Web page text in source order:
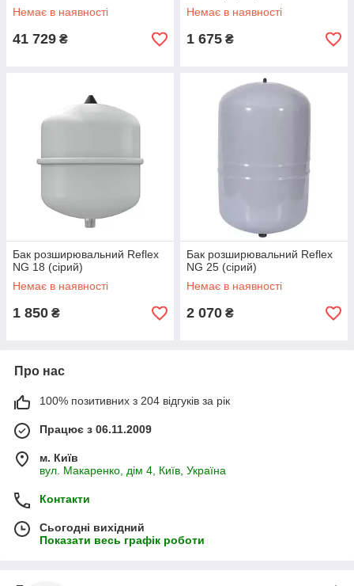
Немає в наявності
41 729 ₴
Немає в наявності
1 675 ₴
Бак розширювальний Reflex
NG 18 (сірий)
Немає в наявності
1 850 ₴
Бак розширювальний Reflex
NG 25 (сірий)
Немає в наявності
2 070 ₴
Про нас
100% позитивних з 204 відгуків за рік
Працює з 06.11.2009
м. Київ
вул. Макаренко, дім 4, Київ, Україна
Контакти
Сьогодні вихідний
Показати весь графік роботи